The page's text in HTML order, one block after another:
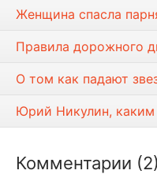
Женщина спасла
Правила дорожного
О том как падают
Юрий Никулин, каким
Комментарии (2)